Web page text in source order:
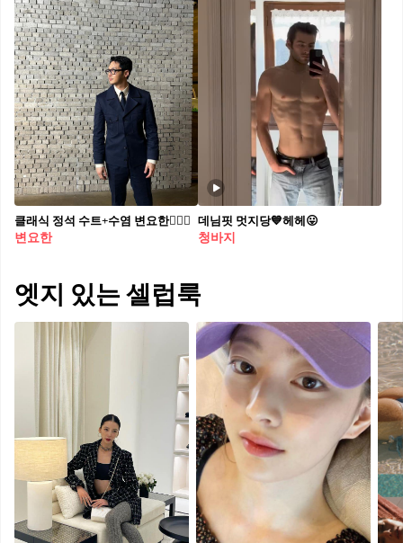
클래식 정석 수트+수염 변요한🧔🏻‍♂️
변요한
데님핏 멋지당💙헤헤😛
청바지
엣지 있는 셀럽룩